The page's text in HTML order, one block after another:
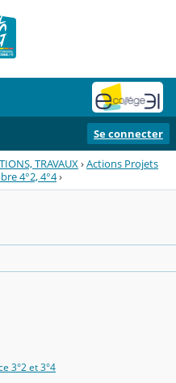
Se connecter
TRAVAUX ›Actions Projets
4°2, 4°4›
3°2 et 3°4